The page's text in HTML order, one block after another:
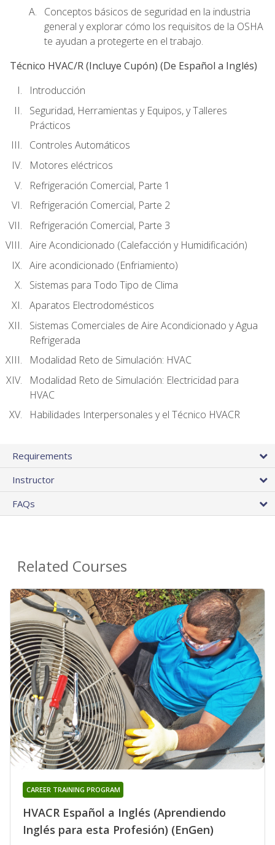
Conceptos básicos de seguridad en la industria
general y explorar cómo los requisitos de la OSHA
te ayudan a protegerte en el trabajo.
Técnico HVAC/R (Incluye Cupón) (De Español a Inglés)
Introducción
Seguridad, Herramientas y Equipos, y Talleres
Prácticos
Controles Automáticos
Motores eléctricos
Refrigeración Comercial, Parte 1
Refrigeración Comercial, Parte 2
Refrigeración Comercial, Parte 3
Aire Acondicionado (Calefacción y Humidificación)
Aire acondicionado (Enfriamiento)
Sistemas para Todo Tipo de Clima
Aparatos Electrodomésticos
Sistemas Comerciales de Aire Acondicionado y Agua
Refrigerada
Modalidad Reto de Simulación: HVAC
Modalidad Reto de Simulación: Electricidad para
HVAC
Habilidades Interpersonales y el Técnico HVACR
Requirements
Instructor
FAQs
Related Courses
HVACR Español a Inglés (Aprendiendo
Inglés para esta Profesión) (EnGen)
CAREER TRAINING PROGRAM